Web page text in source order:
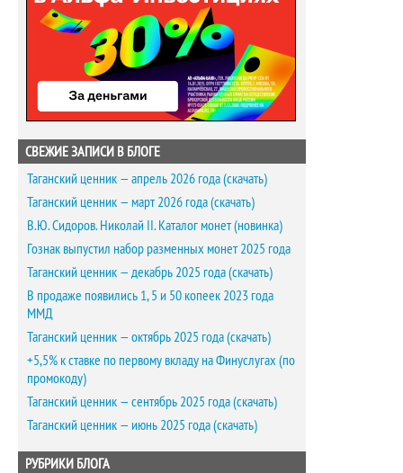
СВЕЖИЕ ЗАПИСИ В БЛОГЕ
Таганский ценник — апрель 2026 года (скачать)
Таганский ценник — март 2026 года (скачать)
В.Ю. Сидоров. Николай II. Каталог монет (новинка)
Гознак выпустил набор разменных монет 2025 года
Таганский ценник — декабрь 2025 года (скачать)
В продаже появились 1, 5 и 50 копеек 2023 года
ММД
Таганский ценник — октябрь 2025 года (скачать)
+5,5% к ставке по первому вкладу на Финуслугах (по
промокоду)
Таганский ценник — сентябрь 2025 года (скачать)
Таганский ценник — июнь 2025 года (скачать)
РУБРИКИ БЛОГА